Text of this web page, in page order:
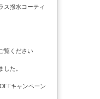
ス撥水コーティ
覧ください
た。
キャンペーン